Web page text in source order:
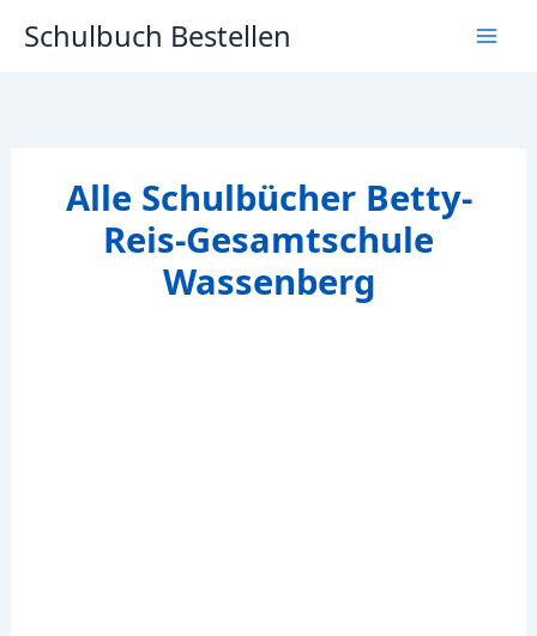
InhaltSchulbuch Bestellen
Alle Schulbücher Betty-
Reis-Gesamtschule
Wassenberg